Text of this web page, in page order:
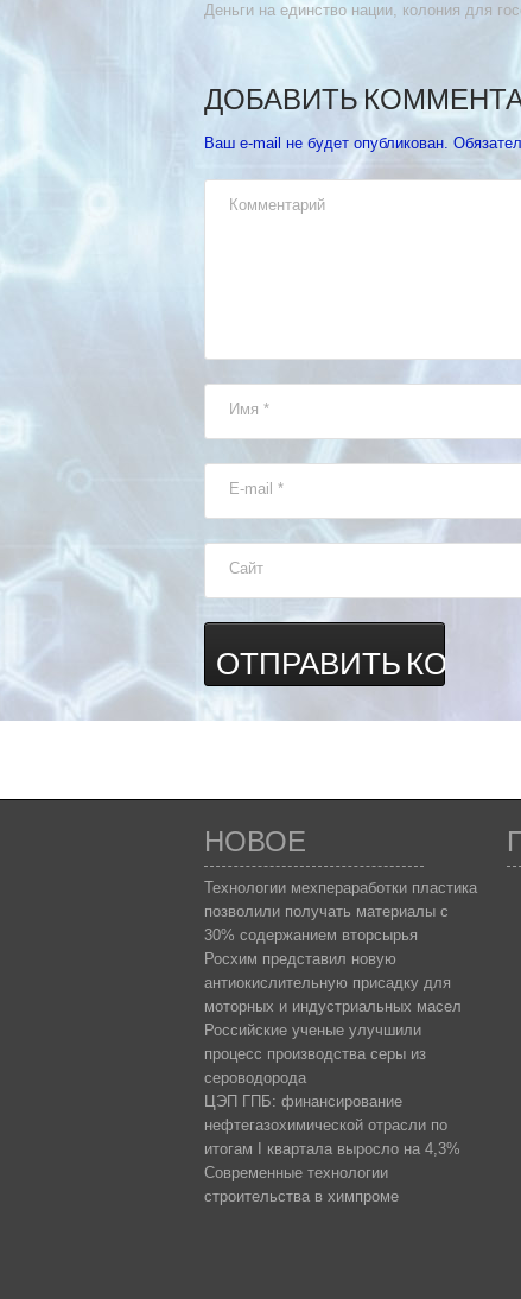
Деньги на единство нации, колония для
ДОБАВИТЬ
Ваш e-mail не будет опубликован.
Комментарий
Имя *
E-mail *
Сайт
НОВОЕ
Технологии мехпераработки пластика
позволили получать материалы с
30% содержанием вторсырья
Росхим представил новую
антиокислительную присадку для
моторных и индустриальных масел
Российские ученые улучшили
процесс производства серы из
сероводорода
ЦЭП ГПБ: финансирование
нефтегазохимической отрасли по
итогам I квартала выросло на 4,3%
Современные технологии
строительства в химпроме